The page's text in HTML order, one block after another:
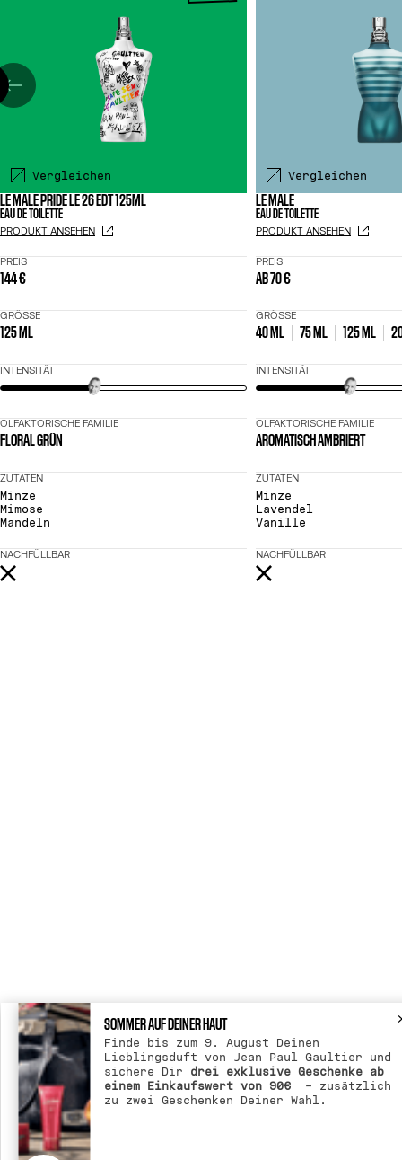
Vergleichen
LE MALE PRIDE LE 26 EDT 125ML
EAU DE TOILETTE
PRODUKT ANSEHEN
PREIS
144 €
GRÖSSE
125 ML
INTENSITÄT
OLFAKTORISCHE FAMILIE
FLORAL GRÜN
ZUTATEN
Minze
Mimose
Mandeln
NACHFÜLLBAR
Vergleichen
LE MALE
EAU DE TOILETTE
PRODUKT ANSEHEN
PREIS
AB70 €
GRÖSSE
40 ML 75 ML 125 ML
INTENSITÄT
OLFAKTORISCHE FAMILIE
AROMATISCH AMBRIERT
ZUTATEN
Minze
Lavendel
Vanille
NACHFÜLLBAR
SOMMER AUF DEINER HAUT
Finde bis zum 9. August Deinen
Lieblingsduft von Jean Paul Gaultier und
sichere Dir drei exklusive Geschenke ab
einem Einkaufswert von 90€ – zusätzlich
zu zwei Geschenken Deiner Wahl.